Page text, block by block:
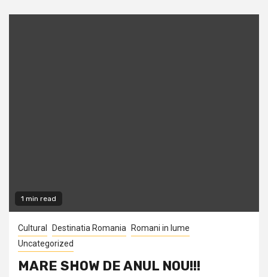
1 min read
Cultural Destinatia Romania
Romani in lume
Uncategorized
MARE SHOW DE ANUL NOU!!!